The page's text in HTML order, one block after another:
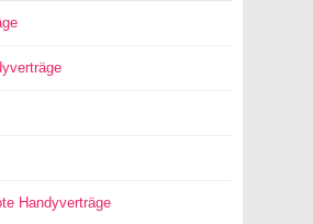
Handyverträge